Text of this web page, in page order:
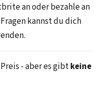
an oder bezahle an
kannst du dich
- aber es gibtkeine